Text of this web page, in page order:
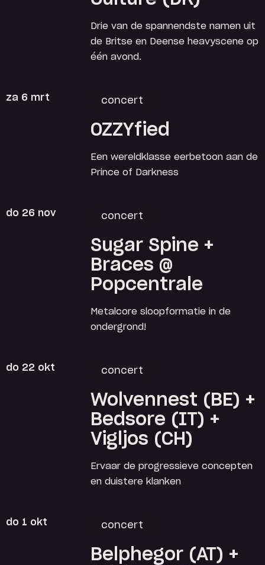
Drie van de spannendste namen uit
de Britse en Deense heavyscene op
één avond.
za 6 mrt concert
OZZYfied
Een wereldklasse eerbetoon aan de
Prince of Darkness
do 26 nov concert
Sugar Spine +
Braces @
Popcentrale
Metalcore sloopformatie in de
ondergrond!
do 22 okt concert
Wolvennest (BE) +
Bedsore (IT) +
Vigljos (CH)
Ervaar de progressieve concepten
en duistere klanken
do 1 okt concert
Belphegor (AT) +